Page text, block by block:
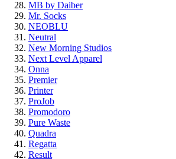
MB by Daiber
Mr. Socks
NEOBLU
Neutral
New Morning Studios
Next Level Apparel
Onna
Premier
Printer
ProJob
Promodoro
Pure Waste
Quadra
Regatta
Result